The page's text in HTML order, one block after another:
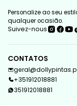
Personalize ao seu
qualquer ocasião.
Suivez-nous
CONTATOS
+351912018881
351912018881